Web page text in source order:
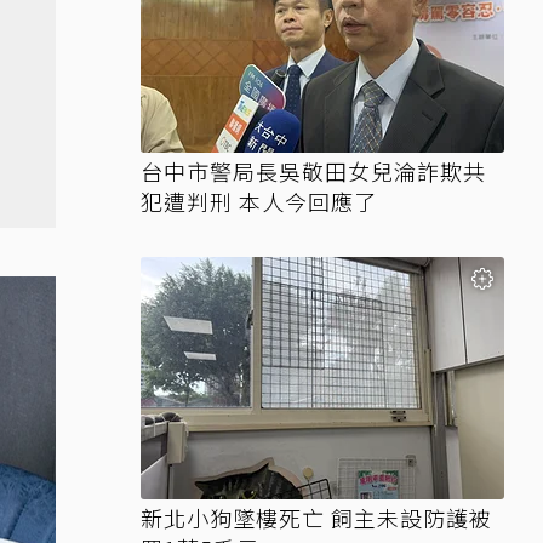
台中市警局長吳敬田女兒淪詐欺共
犯遭判刑 本人今回應了
新北小狗墜樓死亡 飼主未設防護被